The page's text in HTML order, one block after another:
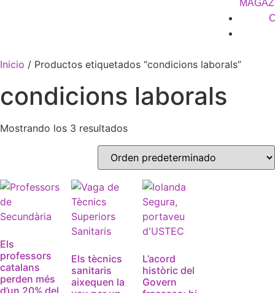
Inicio / Productos etiquetados “condicions laborals”
condicions laborals
Mostrando los 3 resultados
Els
professors
catalans
perden més
d’un 20% del
Els tècnics
sanitaris
aixequen la
L’acord
històric del
Govern